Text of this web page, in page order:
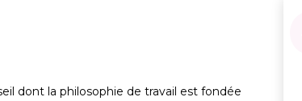
dont la philosophie de travail est fondée